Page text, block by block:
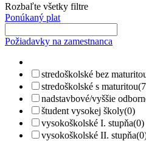
Rozbaľte všetky filtre
Ponúkaný plat
Požiadavky na zamestnanca
stredoškolské bez
stredoškolské s maturitou
nadstavbové/vyššie
študent vysokej školy(0)
vysokoškolské I. stupňa(0)
vysokoškolské II. stupňa